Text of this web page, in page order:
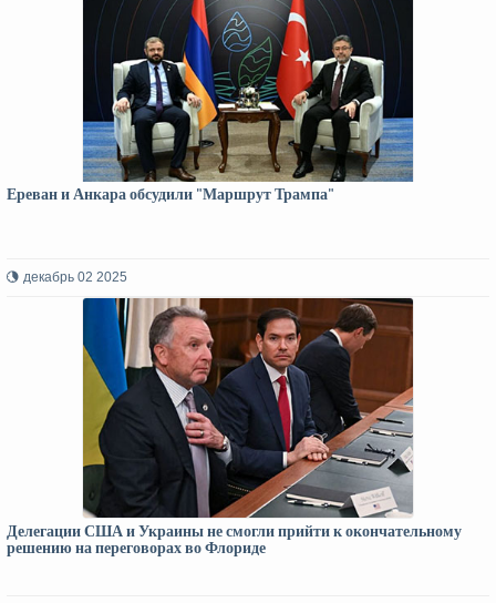
Ереван и Анкара обсудили "Маршрут Трампа"
декабрь 02 2025
Делегации США и Украины не смогли прийти к окончательному
решению на переговорах во Флориде